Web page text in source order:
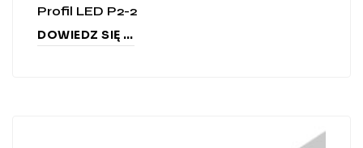
Profil LED P2-2
DOWIEDZ SIĘ WIĘCEJ